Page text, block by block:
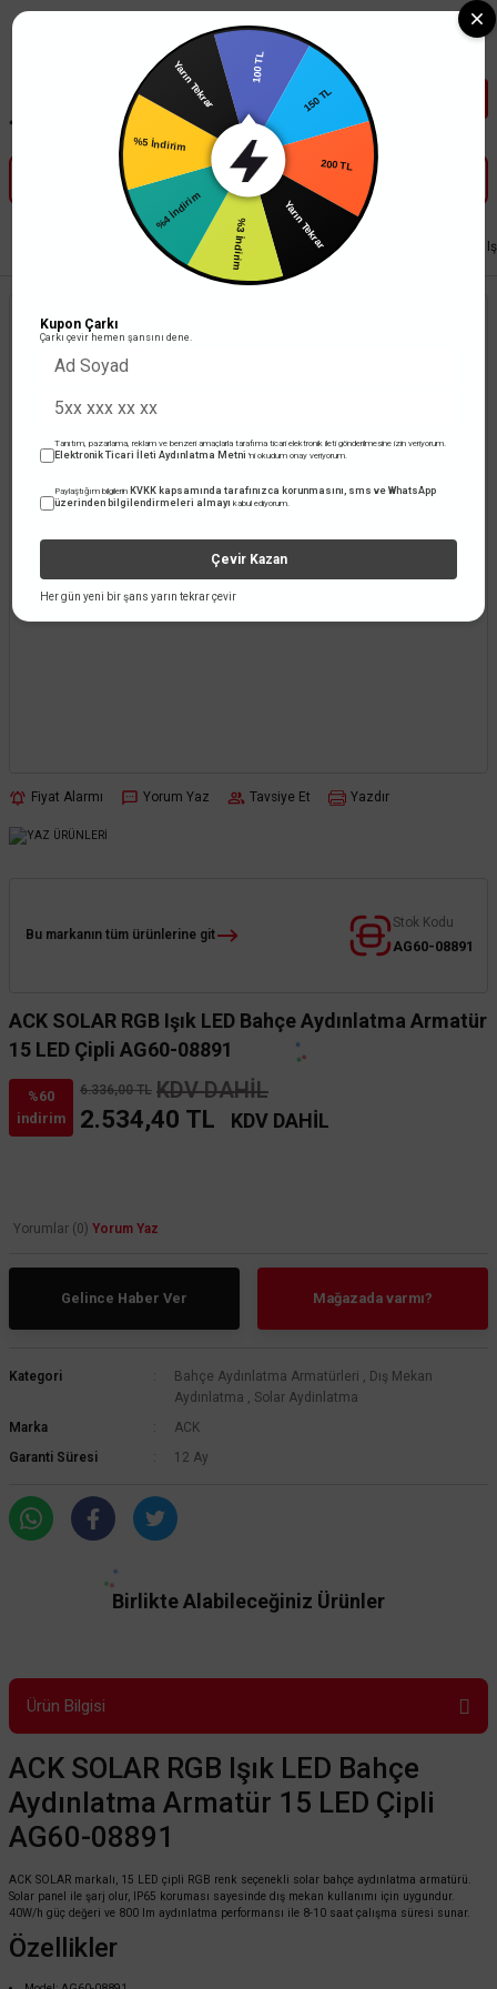
Tüm Banka Kartlarına Vade Farksız 3-5 Taksit Fırsatı Mailorder ile
Aydınlatma Bahçe Aydınlatma Armatürleri ACK SOLAR
Fiyat Alarmı Yorum Yaz Tavsiye Et Yazdır
Bu markanın tüm ürünlerine git
Stok Kodu
AG60-08891
ACK SOLAR RGB Işık LED Bahçe Aydınlatma Armatür
15 LED Çipli AG60-08891
%60
indirim
6.336,00 TL KDV DAHİL
2.534,40 TL KDV DAHİL
Yorumlar (0) Yorum Yaz
Gelince Haber Ver Mağazada varmı?
Kategori Bahçe Aydınlatma Armatürleri
Dış Mekan
Aydınlatma
Solar Aydinlatma
Marka
ACK
Garanti Süresi
12 Ay
Birlikte Alabileceğiniz Ürünler
Ürün Bilgisi
ACK SOLAR RGB Işık LED Bahçe
Aydınlatma Armatür 15 LED Çipli
AG60-08891
ACK SOLAR markalı, 15 LED çipli RGB renk seçenekli solar bahçe aydınlatma armatürü.
Solar panel ile şarj olur, IP65 koruması sayesinde dış mekan kullanımı için uygundur.
40W/h güç değeri ve 800 lm aydınlatma performansı ile 8-10 saat çalışma süresi sunar.
Özellikler
100 TL
150 TL
200 TL
Yarın Tekrar
%3 İndirim
%4 İndirim
%5 İndirim
Yarın Tekrar
Kupon Çarkı
Çarkı çevir hemen şansını dene.
Tanıtım, pazarlama, reklam ve benzeri amaçlarla tarafıma ticari elektronik ileti gönderilmesine izin veriyorum.
Elektronik Ticari İleti Aydınlatma Metni 'ni okudum onay veriyorum.
Paylaştığım bilgilerin KVKK kapsamında tarafınızca korunmasını, sms ve WhatsApp
üzerinden bilgilendirmeleri almayı kabul ediyorum.
Çevir Kazan
Her gün yeni bir şans yarın tekrar çevir